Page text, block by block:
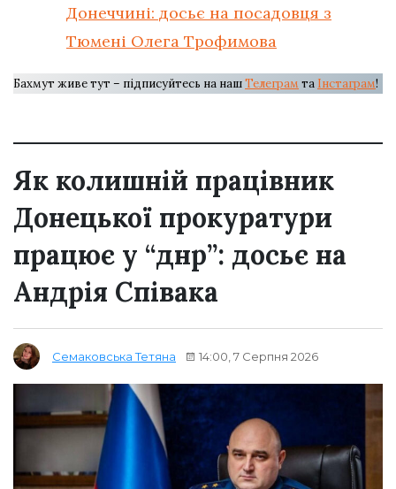
Донеччині: досьє на посадовця з
Тюмені Олега Трофимова
Бахмут живе тут – підписуйтесь на нашТелеграм та Інстаграм!
Як колишній працівник
Донецької прокуратури
працює у “днр”: досьє на
Андрія Співака
Семаковська Тетяна 14:00, 7 Серпня 2026